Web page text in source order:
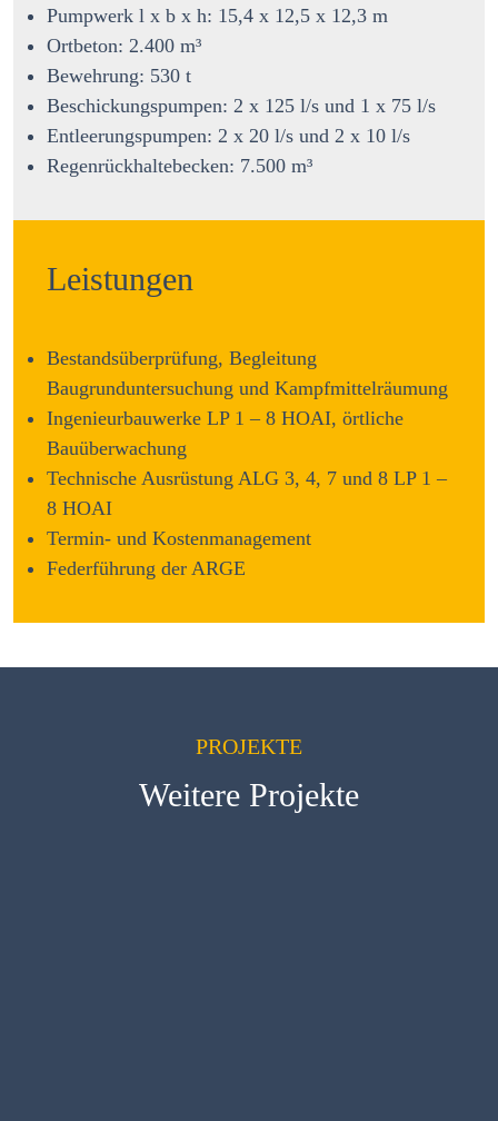
Pumpwerk l x b x h: 15,4 x 12,5 x 12,3 m
Ortbeton: 2.400 m³
Bewehrung: 530 t
Beschickungspumpen: 2 x 125 l/s und 1 x 75 l/s
Entleerungspumpen: 2 x 20 l/s und 2 x 10 l/s
Regenrückhaltebecken: 7.500 m³
Leistungen
Bestandsüberprüfung, Begleitung
Baugrunduntersuchung und Kampfmittelräumung
Ingenieurbauwerke LP 1 – 8 HOAI, örtliche
Bauüberwachung
Technische Ausrüstung ALG 3, 4, 7 und 8 LP 1 –
8 HOAI
Termin- und Kostenmanagement
Federführung der ARGE
PROJEKTE
Weitere Projekte